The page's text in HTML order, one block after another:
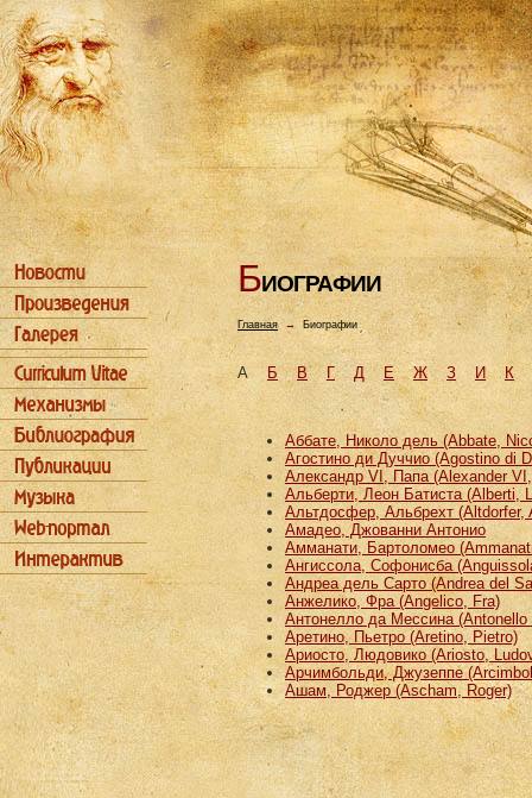
БИОГРАФИИ
Главная→ Биографии
АБ В Г Д Е Ж З И К
Аббате, Николо дель (Abbate,
Агостино ди Дуччио (Agostino di
Александр VI, Папа (Alexander
Альберти, Леон Батиста (Alberti,
Альтдосфер, Альбрехт (Altdorfer,
Амадео, Джованни Антонио
Амманати, Бартоломео
Ангиссола, Софонисба
Андреа дель Сарто (Andrea del
Анжелико, Фра (Angelico, Fra)
Антонелло да Мессина (Antonello
Аретино, Пьетро (Aretino, Pietro)
Ариосто, Людовико (Ariosto,
Арчимбольди, Джузеппе
Ашам, Роджер (Ascham, Roger)